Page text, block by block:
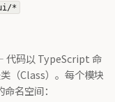
*
码以 TypeScript 命
（Class）。每个模块
名空间：